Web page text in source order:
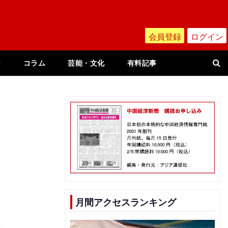
会員登録 ログイン
コラム 芸能・文化 有料記事
月間アクセスランキング